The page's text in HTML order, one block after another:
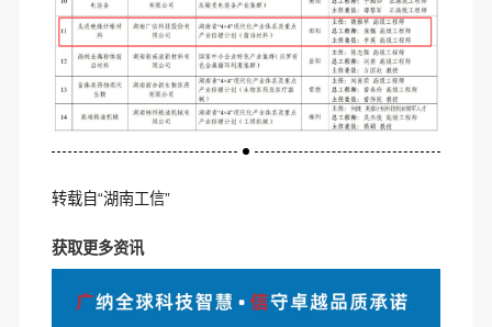
转载自“湖南工信”
获取更多资讯